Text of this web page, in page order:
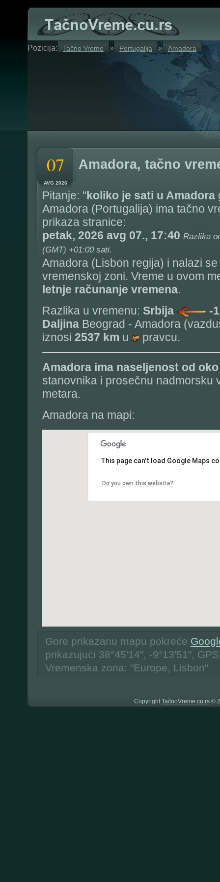
Pozicija: Tačno Vreme » Portugalija » Amadora
07
AVG 2026
Amadora, tačno
Pitanje: "koliko je sati u Amadora
Amadora (Portugalija) ima tačno
prikaza stranice:
petak, 2026 avg 07., 17:40 Razlika
(GMT) +01:00 sati.
Amadora (Lisbon regija) i nalazi
vremenskoj zoni. Vreme u ovom
letnje računanje vremena.
Razlika u vremenu: Srbija
-
Daljina Beograd - Amadora
iznosi 2537 km u pravcu.
Amadora ima naseljenost od
stanovnika i prosečnu nadmorsku
metara.
Amadora na mapi:
This page can't load Google Maps
Do you own this website?
Gore prikazanu mapu pokreće
prikazujući 38°45'14", -9°13'51",
Vremenska zona: "Europe, Lisbon"
CopyrightTačnoVreme.cu.rs©